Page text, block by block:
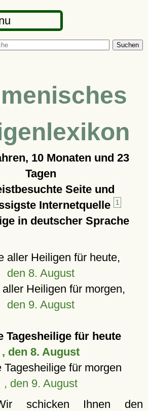
Suchen
10 Monaten und 23
Tagen
Seite und
Internetquelle
1
in deutscher Sprache
aller Heiligen für heute,
den 8. August
Heiligen für morgen,
den 9. August
Tagesheilige für heute
, den 8. August
Tagesheilige für morgen
, den 9. August
schicken Ihnen den